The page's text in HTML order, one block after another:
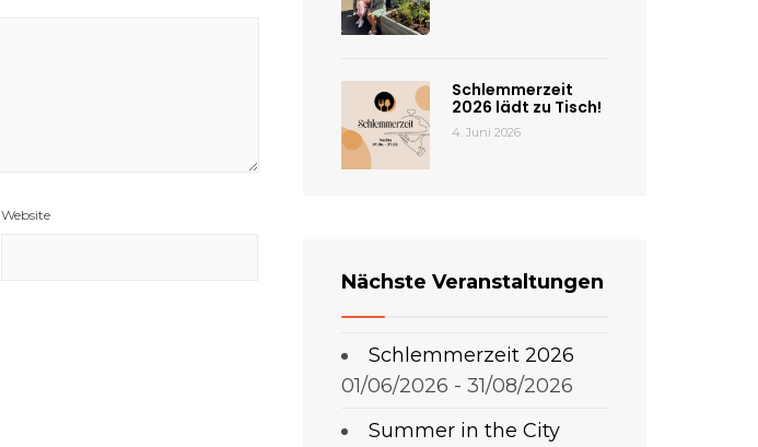
Website
Schlemmerzeit
2026 lädt zu Tisch!
4. Juni 2026
Nächste Veranstaltungen
Schlemmerzeit 2026
01/06/2026 - 31/08/2026
Summer in the City